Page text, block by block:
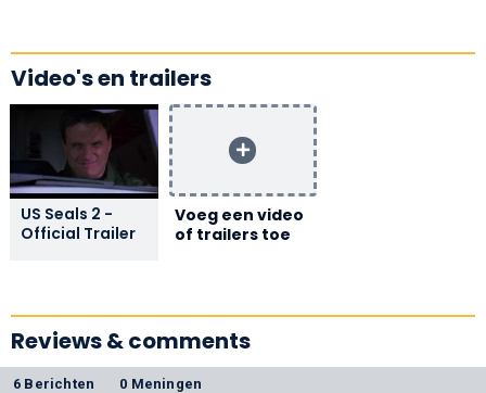
Video's en trailers
US Seals 2 -
Official Trailer
Voeg een video
of trailers toe
Reviews & comments
6 Berichten 0 Meningen